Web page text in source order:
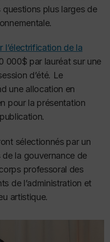
plus larges de
l’électrification de la
000$ par lauréat sur une
d’été. Le
une allocation en
pour la présentation
sélectionnés par un
la gouvernance de
professoral des
de l’administration et
artistique.